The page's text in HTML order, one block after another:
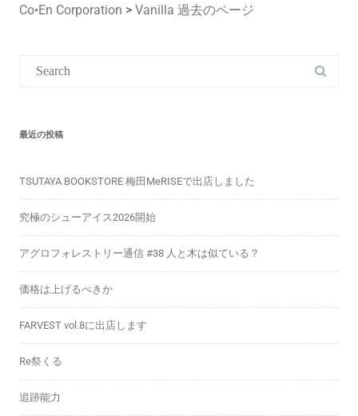
Co•En Corporation > Vanilla 過去のページ
for:
最近の投稿
TSUTAYA BOOKSTORE 梅田MeRISEで出店しました
究極のシューアイス2026開始
アグロフォレストリー通信 #38 人と木は似ている？
価格は上げるべきか
FARVEST vol.8に出店します
Re祭くる
追跡能力